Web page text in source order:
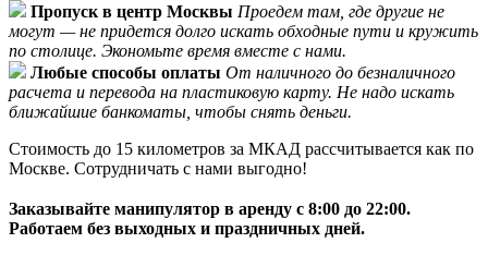
Пропуск в центр Москвы Проедем там, где другие не
могут — не придется долго искать обходные пути и кружить
по столице. Экономьте время вместе с нами.
Любые способы оплаты От наличного до безналичного
расчета и перевода на пластиковую карту. Не надо искать
ближайшие банкоматы, чтобы снять деньги.
Стоимость до 15 километров за МКАД рассчитывается как по
Москве. Сотрудничать с нами выгодно!
Заказывайте манипулятор в аренду с 8:00 до 22:00.
Работаем без выходных и праздничных дней.